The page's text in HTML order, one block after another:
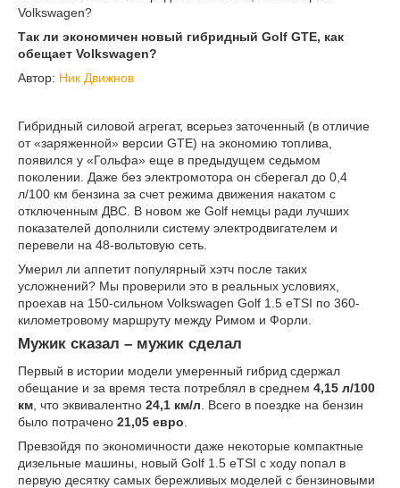
Так ли экономичен новый гибридный Golf GTE, как
обещает Volkswagen?
Автор: Ник Движнов
Гибридный силовой агрегат, всерьез заточенный (в отличие
от «заряженной» версии GTE) на экономию топлива,
появился у «Гольфа» еще в предыдущем седьмом
поколении. Даже без электромотора он сберегал до 0,4
л/100 км бензина за счет режима движения накатом с
отключенным ДВС. В новом же Golf немцы ради лучших
показателей дополнили систему электродвигателем и
перевели на 48-вольтовую сеть.
Умерил ли аппетит популярный хэтч после таких
усложнений? Мы проверили это в реальных условиях,
проехав на 150-сильном Volkswagen Golf 1.5 eTSI по 360-
километровому маршруту между Римом и Форли.
Мужик сказал – мужик сделал
Первый в истории модели умеренный гибрид сдержал
обещание и за время теста потреблял в среднем 4,15 л/100
км , что эквивалентно 24,1 км/л . Всего в поездке на бензин
было потрачено 21,05 евро
Превзойдя по экономичности даже некоторые компактные
дизельные машины, новый Golf 1.5 eTSI с ходу попал в
первую десятку самых бережливых моделей с бензиновыми